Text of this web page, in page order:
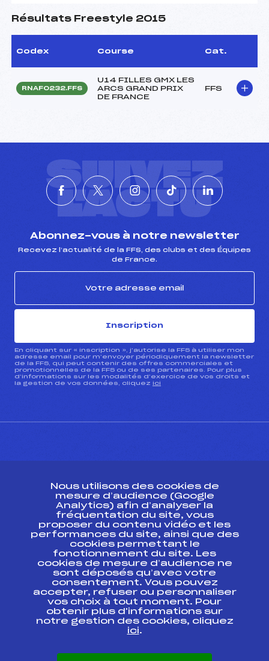
Résultats Freestyle 2015
Codex Course Cat.
RNAF0232.FFS
U14 FILLES GMX LES
ARCS GRAND PRIX
DE FRANCE
FFS
SUIVEZ
L'ACTU
Abonnez-vous à notre newsletter
Recevez l’actualité de la FFS, des clubs et des Équipes
de France.
Inscription
En cliquant sur « inscription », j’autorise la FFS à utiliser mon
adresse email pour m’envoyer périodiquement la newsletter
de la FFS, qui peut contenir des offres commerciales et
promotionnelles de la FFS ou de ses partenaires. Pour plus
d’informations sur les modalités d’exercice de vos droits et
la gestion de vos données, cliquez ici
ESPACE PRESSE
Ressources
Pass’Neige
Projet sportif fédéral
Projet de performance fédéral
Antidopage
Pôle Développement, Formation, Suivi
Scientifique
Listes ministérielles
Pôle vie de l’athlète
Nous utilisons des cookies de
mesure d’audience (Google
Analytics) afin d’analyser la
fréquentation du site, vous
proposer du contenu vidéo et les
performances du site, ainsi que des
cookies permettant le
fonctionnement du site. Les
cookies de mesure d’audience ne
sont déposés qu’avec votre
consentement. Vous pouvez
accepter, refuser ou personnaliser
vos choix à tout moment. Pour
obtenir plus d'informations sur
notre gestion des cookies, cliquez
ici.